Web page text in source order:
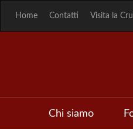
Home Contatti Visita la
Chi siamo